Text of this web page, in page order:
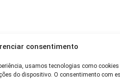
consentimento
usamos tecnologias como cookies
do dispositivo. O consentimento com